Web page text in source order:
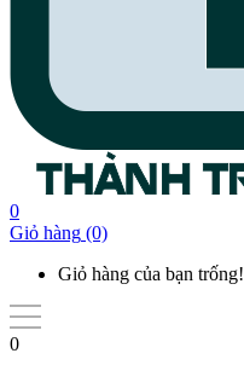
0
Giỏ hàng (0)
Giỏ hàng của bạn trống!
0